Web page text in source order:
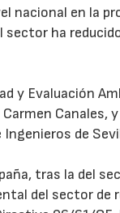
nacional en la
sector ha
y Evaluación
Ingenieros de
tras la del
del sector de